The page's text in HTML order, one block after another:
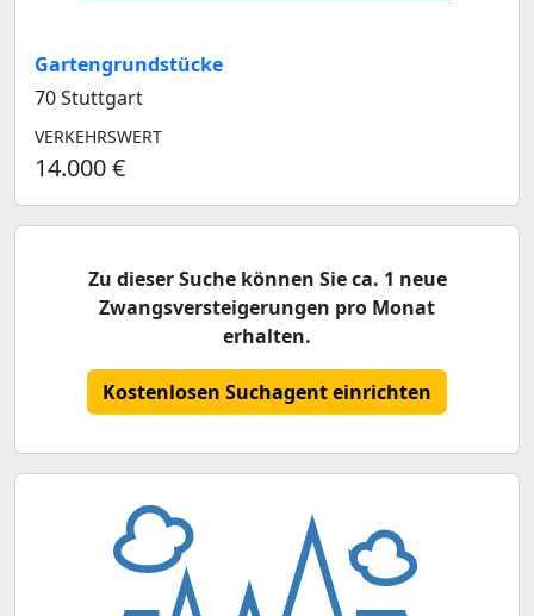
Gartengrundstücke
70 Stuttgart
VERKEHRSWERT
14.000 €
Zu dieser Suche können Sie ca. 1 neue
Zwangsversteigerungen pro Monat
erhalten.
Kostenlosen Suchagent einrichten